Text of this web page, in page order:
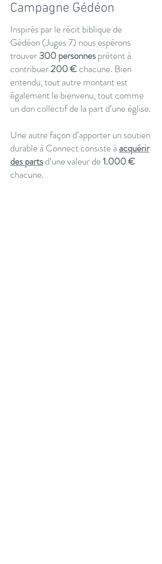
Campagne Gédéon
Inspirés par le récit biblique de
Gédéon (Juges 7) nous espérons
trouver300 personnesprêtent à
contribuer200 €chacune. Bien
entendu, tout autre montant est
également le bienvenu, tout comme
un don collectif de la part d’une église.
Une autre façon d’apporter un soutien
durable à Connect consiste à acquérir
des partsd’une valeur de1.000 €
chacune.